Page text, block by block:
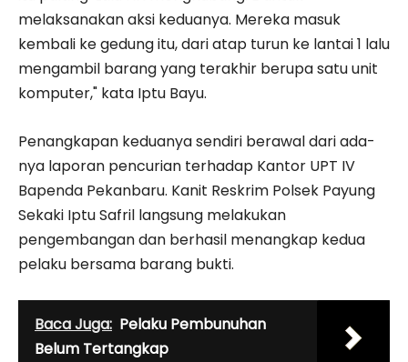
melaksanakan aksi keduanya. Mereka masuk
kembali ke gedung itu, dari atap turun ke lantai 1 lalu
mengambil barang yang terakhir berupa satu unit
komputer," kata Iptu Bayu.
Penangkapan keduanya sendiri berawal dari ada­
nya laporan pencurian terha­dap Kantor UPT IV
Bapenda Pekanbaru. Kanit Reskrim Polsek Payung
Sekaki Iptu Safril langsung melakukan
pengembangan dan berhasil menangkap kedua
pelaku bersama barang bukti.
Baca Juga: Pelaku Pembunuhan
Belum Tertangkap